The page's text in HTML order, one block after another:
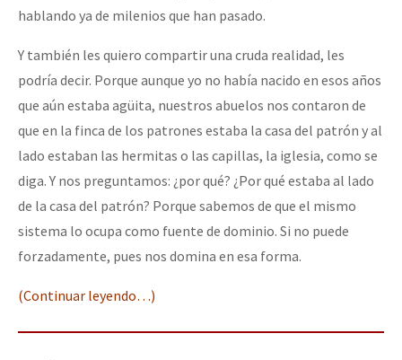
hablando ya de milenios que han pasado.
Y también les quiero compartir una cruda realidad, les
podría decir. Porque aunque yo no había nacido en esos años
que aún estaba agüita, nuestros abuelos nos contaron de
que en la finca de los patrones estaba la casa del patrón y al
lado estaban las hermitas o las capillas, la iglesia, como se
diga. Y nos preguntamos: ¿por qué? ¿Por qué estaba al lado
de la casa del patrón? Porque sabemos de que el mismo
sistema lo ocupa como fuente de dominio. Si no puede
forzadamente, pues nos domina en esa forma.
(Continuar leyendo…)